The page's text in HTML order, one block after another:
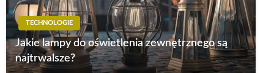
TECHNOLOGIE
Jakie lampy do oświetlenia zewnętrznego są
najtrwalsze?